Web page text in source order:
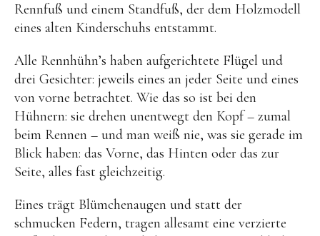
Papagena
Vita
Videos
Literatur
Kontakt
Wegbeschreibung
Rennfuß und einem Standfuß, der dem Holzmodell
eines alten Kinderschuhs entstammt.
Alle Rennhühn’s haben aufgerichtete Flügel und
drei Gesichter: jeweils eines an jeder Seite und eines
von vorne betrachtet. Wie das so ist bei den
Hühnern: sie drehen unentwegt den Kopf – zumal
beim Rennen – und man weiß nie, was sie gerade im
Blick haben: das Vorne, das Hinten oder das zur
Seite, alles fast gleichzeitig.
Eines trägt Blümchenaugen und statt der
schmucken Federn, tragen allesamt eine verzierte